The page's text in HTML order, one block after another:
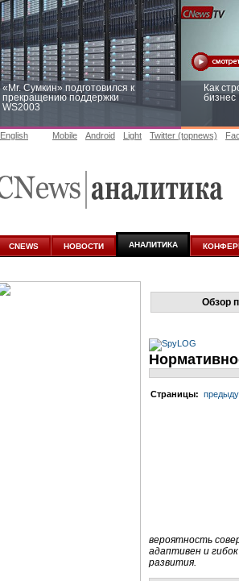
«Mr. Сумкин» подготовился к
прекращению поддержки
WS2003
Как
бизнес
аналитике
English Mobile Android Light Twitter (topnews)
CNEWS НОВОСТИ АНАЛИТИКА
Обзор
Cтраницы:
вероятность
адаптивен и
развития.